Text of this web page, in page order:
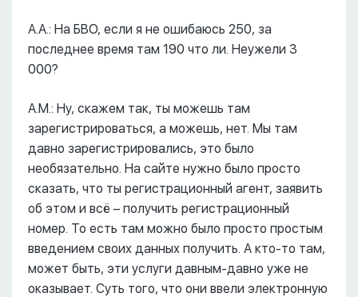
А.А.: На БВО, если я не ошибаюсь 250, за
последнее время там 190 что ли. Неужели 3
000?
А.М.: Ну, скажем так, ты можешь там
зарегистрироваться, а можешь, нет. Мы там
давно зарегистрировались, это было
необязательно. На сайте нужно было просто
сказать, что ты регистрационный агент, заявить
об этом и всё – получить регистрационный
номер. То есть там можно было просто простым
введением своих данных получить. А кто-то там,
может быть, эти услуги давным-давно уже не
оказывает. Суть того, что они ввели электронную